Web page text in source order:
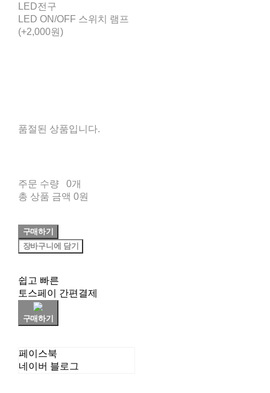
LED전구
LED ON/OFF 스위치 램프
(+2,000원)
품절된 상품입니다.
주문 수량
0개
총 상품 금액 0원
구매하기
장바구니에 담기
쉽고 빠른
토스페이 간편결제
구매하기
페이스북
네이버 블로그